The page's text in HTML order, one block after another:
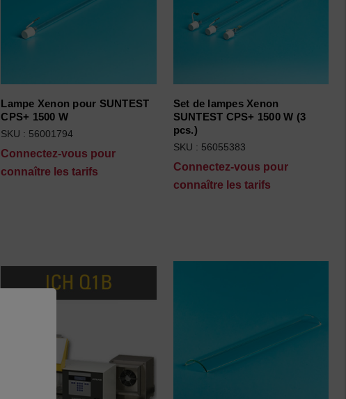
Lampe Xenon pour SUNTEST
CPS+ 1500 W
SKU : 56001794
Connectez-vous pour
connaître les tarifs
Set de lampes Xenon
SUNTEST CPS+ 1500 W (3
pcs.)
SKU : 56055383
Connectez-vous pour
connaître les tarifs